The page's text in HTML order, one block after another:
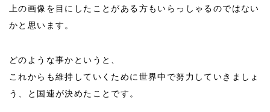
上の画像を目にしたことがある方もいらっしゃるのではない
かと思います。
どのような事かというと、
これからも維持していくために世界中で努力していきましょ
う、と国連が決めたことです。